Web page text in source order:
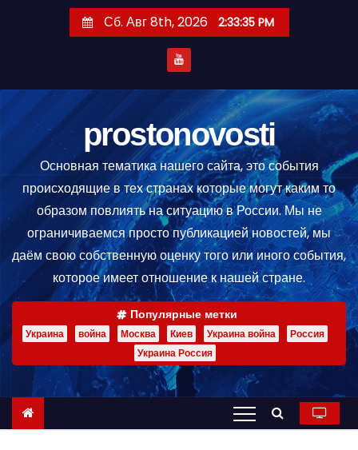
е
р
ж
м
Сб. Авг 8th, 2026 2:33:35 PM
prostonovosti
Основная тематика нашего сайта, это события
происходящие в тех странах которые могут каким то
образом повлиять на ситуацию в России. Мы не
ограничиваемся просто публикацией новостей, мы
даём свою собственную оценку того или иного события,
которое имеет отношение к нашей стране.
Популярные метки
Украина война Москва Киев Украина война
Россия
Украина Россия